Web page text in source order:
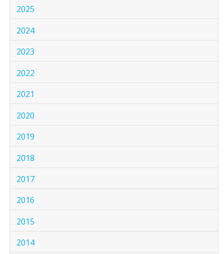
2025
2024
2023
2022
2021
2020
2019
2018
2017
2016
2015
2014